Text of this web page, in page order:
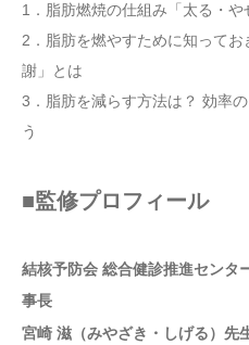
1．脂肪燃焼の仕組み「太る・や
2．脂肪を燃やすために知って
謝」とは
3．脂肪を減らす方法は？ 効率
う
■監修プロフィール
結核予防会 総合健診推進センタ
事長
宮崎 滋（みやざき・しげる）先